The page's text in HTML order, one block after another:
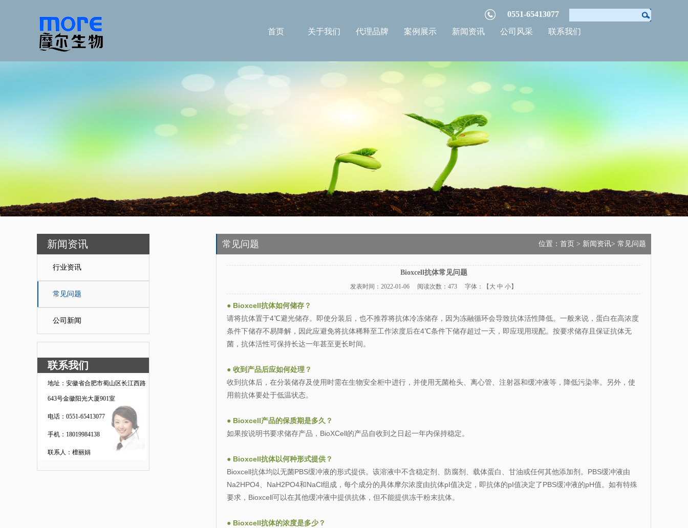
0551-65413077
首页
关于我们 代理品牌 案例展示 新闻资讯 公司风采 联系我们
新闻资讯
行业资讯
常见问题
公司新闻
联系我们
地址：安徽省合肥市蜀山区长江西路
643号金徽阳光大厦901室
电话：0551-65413077
手机：18019984138
联系人：檀丽娟
常见问题 位置： 首页 > 新闻资讯> 常见问题
Bioxcell抗体常见问题
发表时间： 2022-01-06 阅读次数： 473 字体：【 大 中 小】
● Bioxcell抗体如何储存？
请将抗体置于4℃避光储存。即使分装后，也不推荐将抗体冷冻储存，因为冻融循环会导致抗体活性降低。一般来说，蛋白在高浓度
条件下储存不易降解，因此应避免将抗体稀释至工作浓度后在4℃条件下储存超过一天，即应现用现配。按要求储存且保证抗体无
菌，抗体活性可保持长达一年甚至更长时间。
● 收到产品后应如何处理？
收到抗体后，在分装储存及使用时需在生物安全柜中进行，并使用无菌枪头、离心管、注射器和缓冲液等，降低污染率。另外，使
用前抗体要处于低温状态。
● Bioxcell产品的保质期是多久？
如果按说明书要求储存产品，BioXCell的产品自收到之日起一年内保持稳定。
● Bioxcell抗体以何种形式提供？
Bioxcell抗体均以无菌PBS缓冲液的形式提供。该溶液中不含稳定剂、防腐剂、载体蛋白、甘油或任何其他添加剂。PBS缓冲液由
Na2HPO4、NaH2PO4和NaCl组成，每个成分的具体摩尔浓度由抗体pI值决定，即抗体的pI值决定了PBS缓冲液的pH值。如有特殊
要求，Bioxcell可以在其他缓冲液中提供抗体，但不能提供冻干粉末抗体。
● Bioxcell抗体的浓度是多少？